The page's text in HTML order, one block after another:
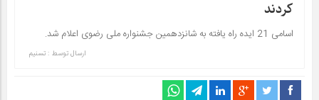
کردند
اسامی 21 ایده‌ راه یافته به شانزدهمین جشنواره ملی رضوی اعلام شد.
ارسال توسط : تسنیم